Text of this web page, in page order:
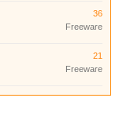
36
Freeware
21
Freeware